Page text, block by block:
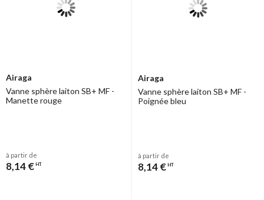
Airaga
Vanne sphère laiton SB+ MF -
Manette rouge
à partir de
8,14 € HT
Airaga
Vanne sphère laiton SB+ MF -
Poignée bleu
à partir de
8,14 € HT